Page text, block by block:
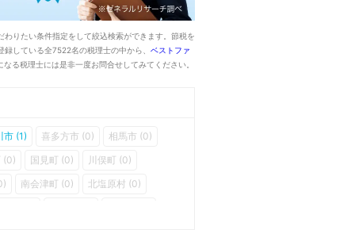
りたい条件指定をして絞込検索ができます。節税を
している全7522名の税理士の中から、 ベストファ
る税理士には是非一度お問合せしてみてください。
市 (1) 喜多方市 (0)
相馬市 (0)
(0)
国見町 (0)
川俣町 (0)
南会津町 (0)
北塩原村 (0)